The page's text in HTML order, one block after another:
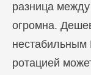
разница
огромна.
нестабильным
ротацией